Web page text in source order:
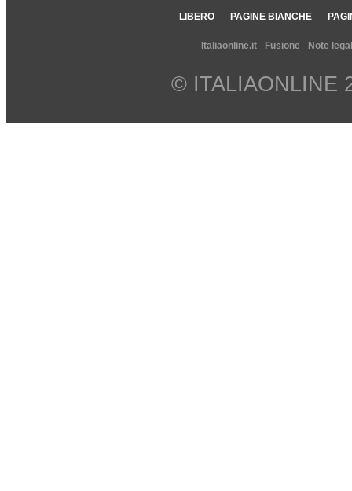
LIBERO PAGINE BIANCHE
Italiaonline.it Fusione Note
© ITALIAONLINE